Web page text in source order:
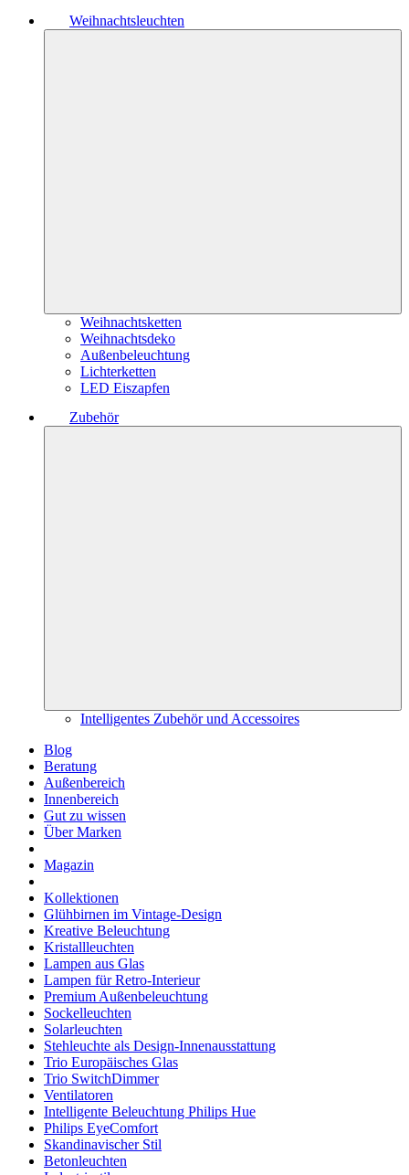
Weihnachtsleuchten
Weihnachtsketten
Weihnachtsdeko
Außenbeleuchtung
Lichterketten
LED Eiszapfen
Zubehör
Intelligentes Zubehör und Accessoires
Blog
Beratung
Außenbereich
Innenbereich
Gut zu wissen
Über Marken
Magazin
Kollektionen
Glühbirnen im Vintage-Design
Kreative Beleuchtung
Kristallleuchten
Lampen aus Glas
Lampen für Retro-Interieur
Premium Außenbeleuchtung
Sockelleuchten
Solarleuchten
Stehleuchte als Design-Innenausstattung
Trio Europäisches Glas
Trio SwitchDimmer
Ventilatoren
Intelligente Beleuchtung Philips Hue
Philips EyeComfort
Skandinavischer Stil
Betonleuchten